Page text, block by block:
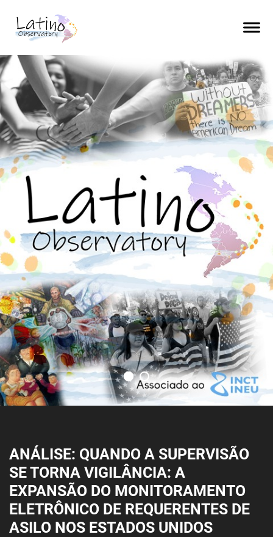
ANÁLISE: QUANDO A SUPERVISÃO
SE TORNA VIGILÂNCIA: A
EXPANSÃO DO MONITORAMENTO
ELETRÔNICO DE REQUERENTES DE
ASILO NOS ESTADOS UNIDOS